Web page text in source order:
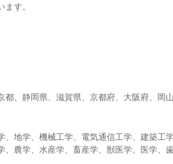
す。
、静岡県、滋賀県、京都府、大阪府、岡
地学、機械工学、電気通信工学、建築工
、農学、水産学、畜産学、獣医学、医学、